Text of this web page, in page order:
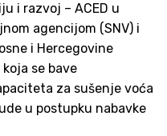
i razvoj – ACED u
agencijom (SNV) i
i Hercegovine
se bave
za sušenje voća
u postupku nabavke